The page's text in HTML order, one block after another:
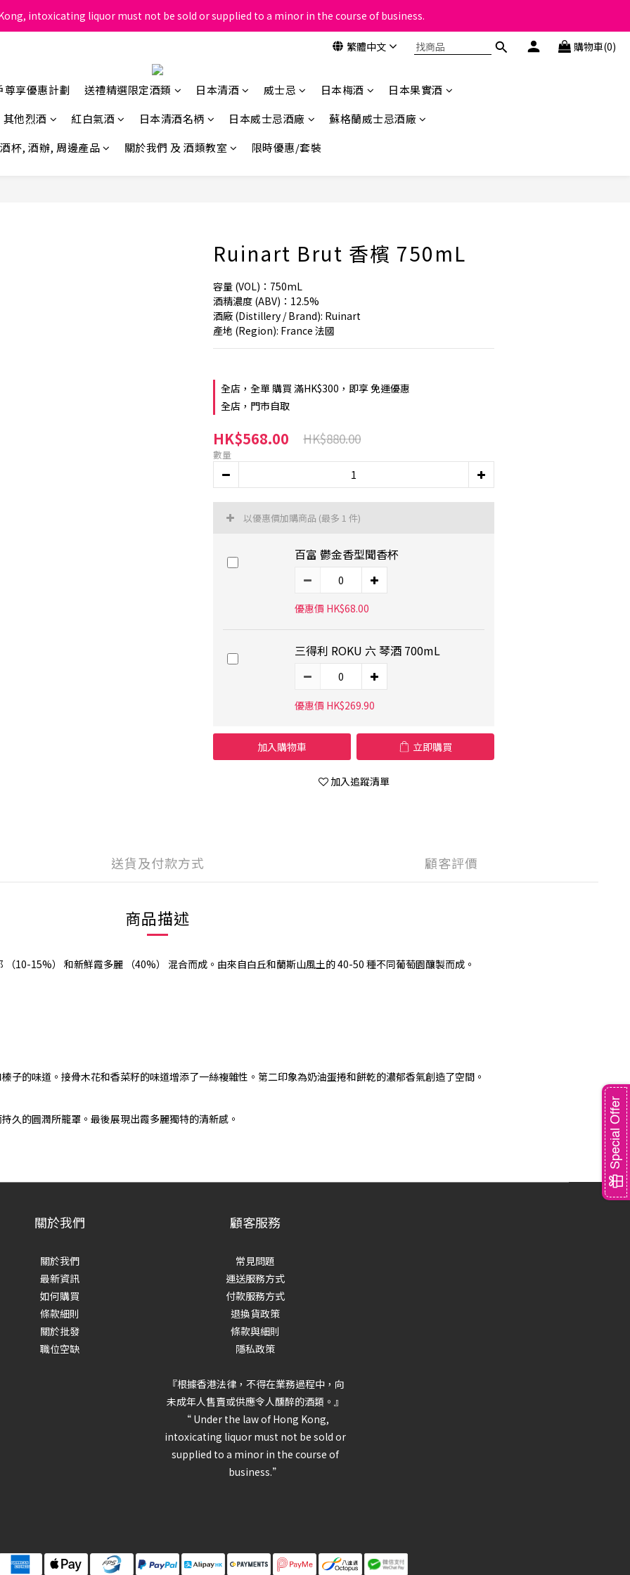
據香港法律，不得在業務過程中，向未成年人售賣或供應令人醺醉的酒類
intoxicating liquor must not be sold or supplied to a minor in the course of business.
繁體中文 購物車(0)
尊享優惠計劃 送禮精選限定酒類 日本清酒 威士忌 日本梅酒
日本果實酒
其他烈酒
紅白氣酒 日本清酒名柄 日本威士忌酒廠
蘇格蘭威士忌酒廠
酒杯, 酒辦, 周邊產品
關於我們 及 酒類教室 限時優惠/套裝
Ruinart Brut 香檳 750mL
容量 (VOL)：750mL
酒精濃度 (ABV)：12.5%
酒廠 (Distillery / Brand): Ruinart
產地 (Region): France 法國
全店，全單 購買 滿HK$300，即享 免運優惠
全店，門市自取
HK$568.00 HK$880.00
數量
以優惠價加購商品 (最多 1 件)
百富 鬱金香型聞香杯
優惠價 HK$68.00
三得利 ROKU 六 琴酒 700mL
優惠價 HK$269.90
加入購物車 立即購買
加入追蹤清單
送貨及付款方式 顧客評價
商品描述
10-15%） 和新鮮霞多麗 （40%） 混合而成。由來自白丘和蘭斯山風土的 40-50 種不同葡萄園釀製而成。
子的味道。接骨木花和香菜籽的味道增添了一絲複雜性。第二印象為奶油蛋捲和餅乾的濃郁香氣創造了空間。
久的圓潤所籠罩。最後展現出霞多麗獨特的清新感。
關於我們
關於我們
最新資訊
如何購買
條款細則
關於批發
職位空缺
顧客服務
常見問題
運送服務方式
付款服務方式
退換貨政策
條款與細則
隱私政策
『根據香港法律，不得在業務過程中，向
未成年人售賣或供應令人醺醉的酒類。』
“ Under the law of Hong Kong,
intoxicating liquor must not be sold or
supplied to a minor in the course of
business.”
Special Offer